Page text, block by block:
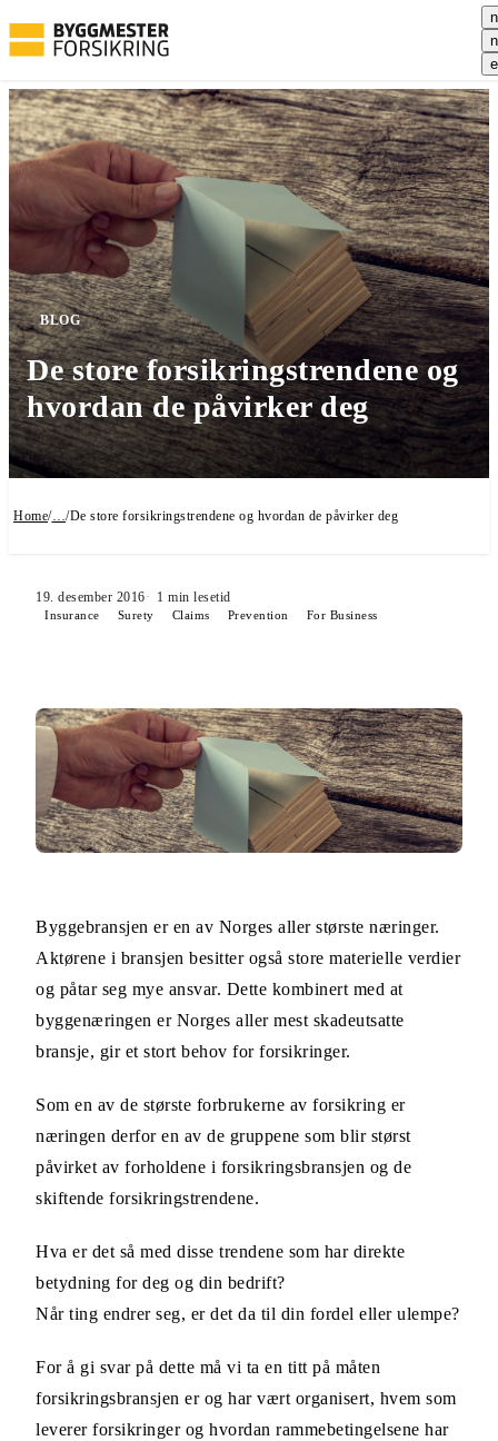
BLOG
De store forsikringstrendene og
hvordan de påvirker deg
Home/…/De store forsikringstrendene og hvordan de påvirker deg
19. desember 2016 1 min lesetid
Insurance Surety Claims Prevention For Business
Byggebransjen er en av Norges aller største næringer.
Aktørene i bransjen besitter også store materielle verdier
og påtar seg mye ansvar. Dette kombinert med at
byggenæringen er Norges aller mest skadeutsatte
bransje, gir et stort behov for forsikringer.
Som en av de største forbrukerne av forsikring er
næringen derfor en av de gruppene som blir størst
påvirket av forholdene i forsikringsbransjen og de
skiftende forsikringstrendene.
Hva er det så med disse trendene som har direkte
betydning for deg og din bedrift?
Når ting endrer seg, er det da til din fordel eller ulempe?
For å gi svar på dette må vi ta en titt på måten
forsikringsbransjen er og har vært organisert, hvem som
leverer forsikringer og hvordan rammebetingelsene har